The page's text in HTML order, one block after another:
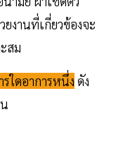
งานที่เกี่ยวข้องจะ
สม
ใดอาการหนึ่ง ดัง